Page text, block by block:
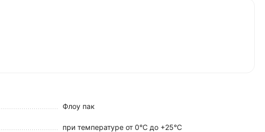
Флоу пак
при температуре от 0°C до +25°C